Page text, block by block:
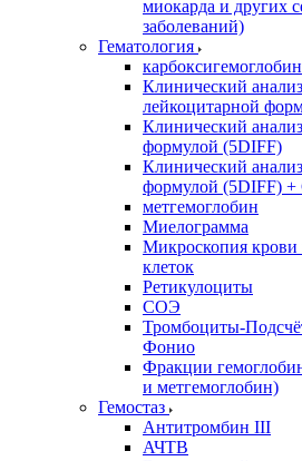
миокарда и других
заболеваний)
Гематология
карбоксигемоглобин
Клинический
лейкоцитарной
Клинический
формулой (5DIFF)
Клинический
формулой (5DIFF)
метгемоглобин
Миелограмма
Микроскопия
клеток
Ретикулоциты
СОЭ
Тромбоциты-
Фонио
Фракции
и метгемоглобин)
Гемостаз
Антитромбин III
АЧТВ